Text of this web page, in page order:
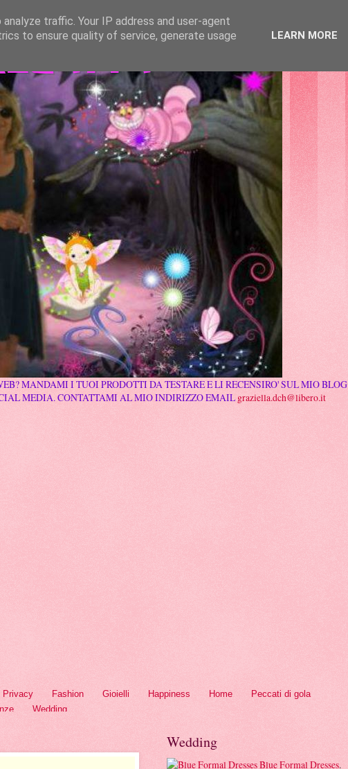
MANDAMI I TUOI PRODOTTI DA TESTARE E LI RECENSIRO' SUL MIO BLOG
MEDIA. CONTATTAMI AL MIO INDIRIZZO EMAILgraziella.dch@libero.it
Privacy Fashion Gioielli Happiness Home
Peccati di gola
Wedding
Wedding
Blue Formal Dresses.
traffic. Your IP address and user-agent
to ensure quality of service, generate usage
LEARN MORE